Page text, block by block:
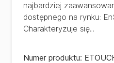
najbardziej
dostępnego na rynku:
Charakteryzuje się...
Numer produktu: